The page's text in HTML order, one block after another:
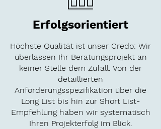
Erfolgsorientiert
Höchste Qualität ist unser Credo: Wir
überlassen Ihr Beratungsprojekt an
keiner Stelle dem Zufall. Von der
detaillierten
Anforderungsspezifikation über die
Long List bis hin zur Short List-
Empfehlung haben wir systematisch
Ihren Projekterfolg im Blick.